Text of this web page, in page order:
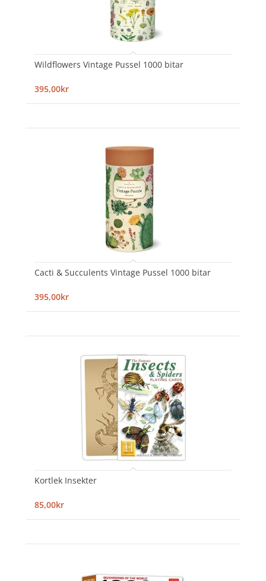
Wildflowers Vintage Pussel 1000 bitar
395,00kr
Cacti & Succulents Vintage Pussel 1000 bitar
395,00kr
Kortlek Insekter
85,00kr